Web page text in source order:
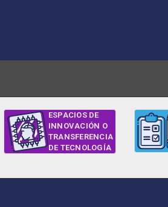
ESPACIOS DE
INNOVACIÓN O
TRANSFERENCIA
DE TECNOLOGÍA